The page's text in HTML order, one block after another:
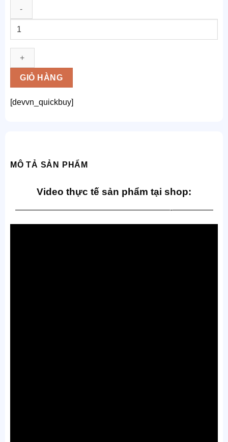
trợ
lực
hiệu
GIỎ HÀNG
[devvn_quickbuy]
MÔ TẢ SẢN PHẨM
Video thực tế sản phẩm tại shop:
———————————————————-—————